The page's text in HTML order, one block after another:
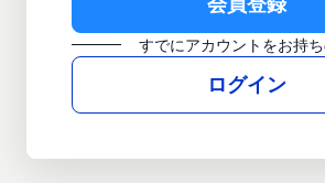
すでにアカウントをお持